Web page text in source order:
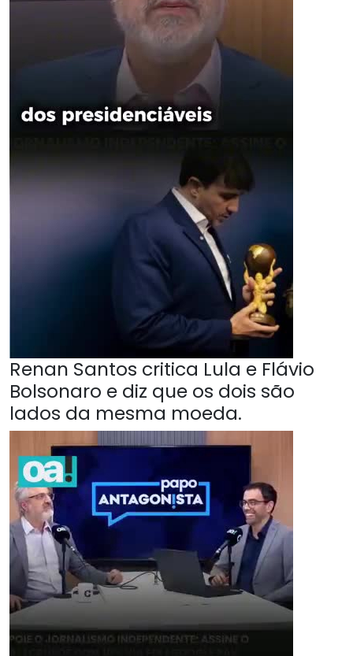
Renan Santos critica Lula e Flávio
Bolsonaro e diz que os dois são
lados da mesma moeda.